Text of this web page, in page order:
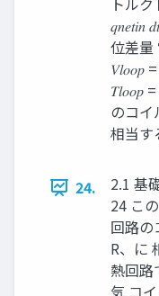
𝑞𝑛𝑒𝑡𝑖𝑛
位差量
𝑉𝑙𝑜𝑜𝑝
𝑇𝑙𝑜𝑜𝑝
のコイ
相当す
24.
2.1 基
24 こ
回路の
R、に
熱回路
気 コ